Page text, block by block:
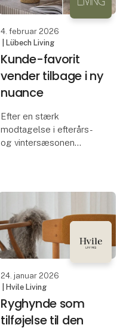
En æstetik præget af
4. februar 2026
| Lübech Living
Kunde-favorit
vender tilbage i ny
nuance
Efter en stærk
modtagelse i efterårs-
og vintersæsonen
med en ny farve.
Opsatsen blev hurtigt
udsolgt i farverne Caffe
og Ash, og den s
24. januar 2026
| Hvile Living
Ryghynde som
tilføjelse til den